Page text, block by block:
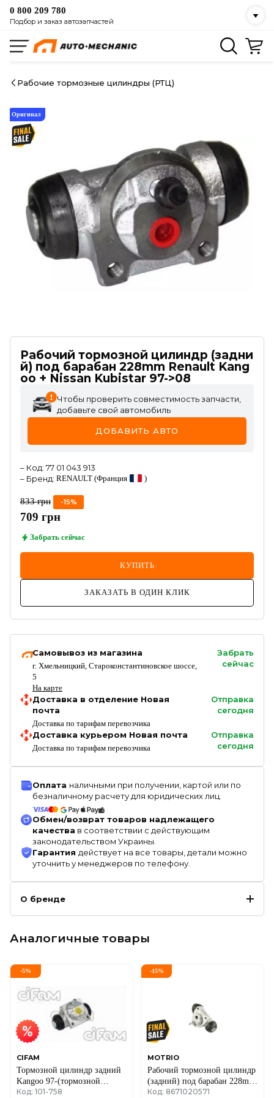
0 800 209 780
Подбор и заказ автозапчастей
Рабочие тормозные цилиндры (РТЦ)
Оригинал
Рабочий тормозной цилиндр (задни
й) под барабан 228mm Renault Kang
oo + Nissan Kubistar 97->08
Чтобы проверить совместимость запчасти,
добавьте свой автомобиль
ДОБАВИТЬ АВТО
– Код: 77 01 043 913
– Бренд: RENAULT (Франция )
833 грн -15%
709 грн
Забрать сейчас
КУПИТЬ
ЗАКАЗАТЬ В ОДИН КЛИК
Самовывоз из магазина
г. Хмельницкий, Староконстантиновское шоссе,
5
На карте
Забрать
сейчас
Доставка в отделение Новая
почта
Доставка по тарифам перевозчика
Отправка
сегодня
Доставка курьером Новая почта
Доставка по тарифам перевозчика
Отправка
сегодня
Оплата наличными при получении, картой или по
безналичному расчету для юридических лиц.
Обмен/возврат товаров надлежащего
качества в соответствии с действующим
законодательством Украины.
Гарантия действует на все товары, детали можно
уточнить у менеджеров по телефону.
О бренде
Аналогичные товары
-5%
CIFAM
Тормозной цилиндр задний
Kangoo 97-(тормозной
барабан 228mm) RENAULT
Код: 101-758
-15%
MOTRIO
Рабочий тормозной цилиндр
(задний) под барабан 228mm
Renault Kangoo + Nissan
Код: 8671020571